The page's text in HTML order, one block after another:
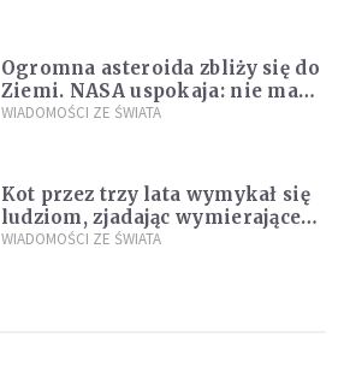
Ogromna asteroida zbliży się do
Ziemi. NASA uspokaja: nie ma
zagrożenia
WIADOMOŚCI ZE ŚWIATA
Kot przez trzy lata wymykał się
ludziom, zjadając wymierające
kaczki. W końcu popełnił
WIADOMOŚCI ZE ŚWIATA